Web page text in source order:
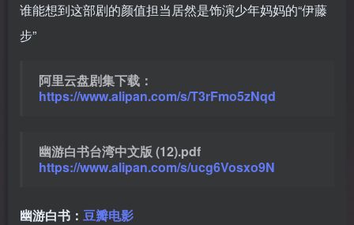
谁能想到这部剧的颜值担当居然是饰演少年妈妈的“伊藤
步”
阿里云盘剧集下载：
https://www.alipan.com/s/T3rFmo5zNqd
幽游白书台湾中文版 (12).pdf
https://www.alipan.com/s/ucg6Vosxo9N
幽游白书： 豆瓣电影